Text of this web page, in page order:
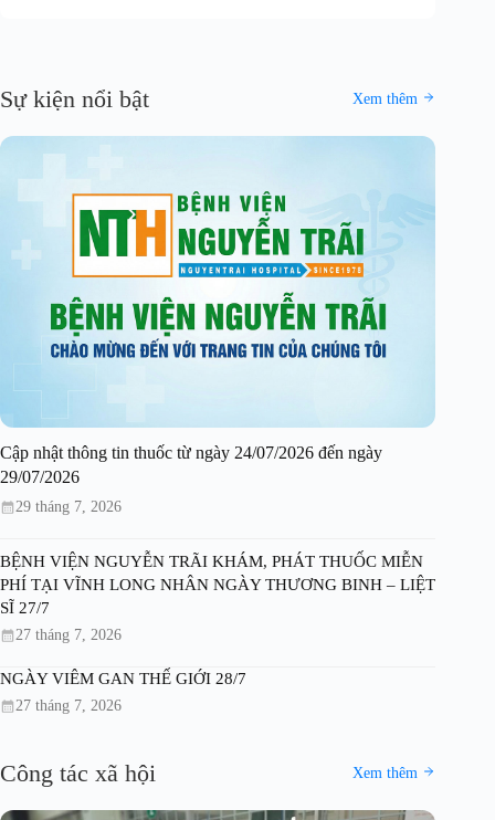
Sự kiện nổi bật Xem thêm
Cập nhật thông tin thuốc từ ngày 24/07/2026 đến ngày
29/07/2026
29 tháng 7, 2026
BỆNH VIỆN NGUYỄN TRÃI KHÁM, PHÁT THUỐC MIỄN
PHÍ TẠI VĨNH LONG NHÂN NGÀY THƯƠNG BINH – LIỆT
SĨ 27/7
27 tháng 7, 2026
NGÀY VIÊM GAN THẾ GIỚI 28/7
27 tháng 7, 2026
Công tác xã hội Xem thêm